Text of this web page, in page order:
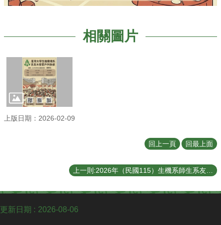
專
實
資
相關圖片
上版日期：2026-02-09
回上一頁 回最上面
更新日期 2026-08-06